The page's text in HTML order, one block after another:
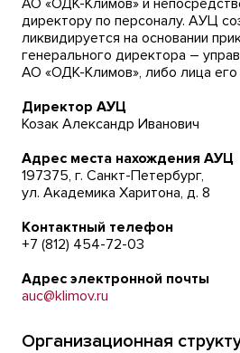
АО «ОДК-Климов» и
директору по персоналу. АУЦ
ликвидируется на основании
генерального директора –
АО «ОДК-Климов», либо лица
Директор АУЦ
Козак Александр Иванович
Адрес места нахождения АУЦ
197375, г. Санкт-Петербург,
ул. Академика Харитона, д. 8
Контактный телефон
+7 (812) 454-72-03
Адрес электронной почты
auc@klimov.ru
Организационная